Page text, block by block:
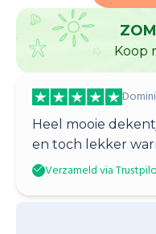
Koop
Heel mooie
en toch lekker
Verzameld via